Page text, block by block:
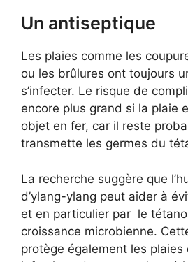
Un antiseptique
Les plaies comme les
ou les brûlures ont toujours
s’infecter. Le risque de
encore plus grand si la plaie
objet en fer, car il reste
transmette les germes du
La recherche suggère que
d’ylang-ylang peut aider à
et en particulier par le
croissance microbienne.
protège également les plaies